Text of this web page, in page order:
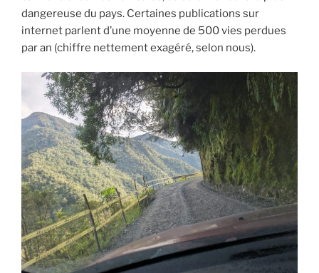
dangereuse du pays. Certaines publications sur
internet parlent d’une moyenne de 500 vies perdues
par an (chiffre nettement exagéré, selon nous).